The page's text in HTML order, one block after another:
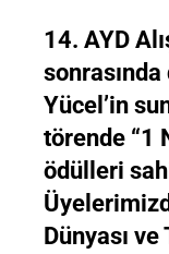
14. AYD
Yücel’in
törende “1
ödülleri
Dünyası ve